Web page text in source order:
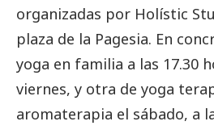
organizadas por Holístic
plaza de la Pagesia. En
yoga en familia a las 17.30
viernes, y otra de yoga
aromaterapia el sábado, a